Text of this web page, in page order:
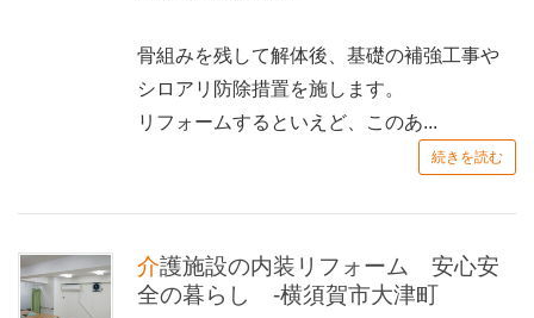
骨組みを残して解体後、基礎の補強工事や
シロアリ防除措置を施します。
リフォームするといえど、このあ...
続きを読む
介護施設の内装リフォーム 安心安
全の暮らし -横須賀市大津町